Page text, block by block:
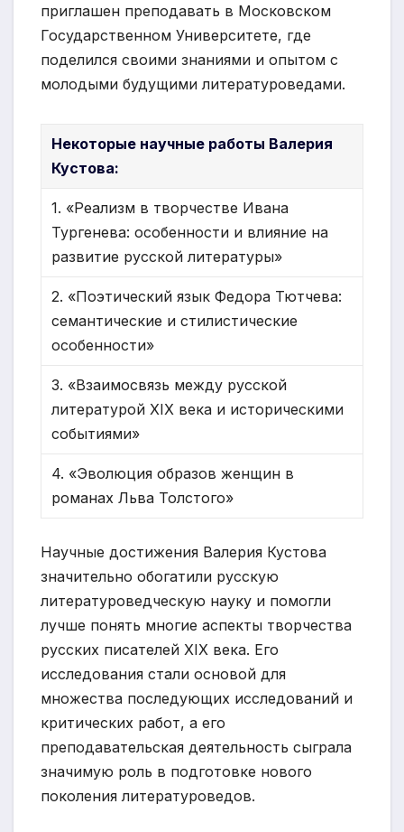
приглашен преподавать в Московском
Государственном Университете, где
поделился своими знаниями и опытом с
молодыми будущими литературоведами.
Некоторые научные работы Валерия
Кустова:
1. «Реализм в творчестве Ивана
Тургенева: особенности и влияние на
развитие русской литературы»
2. «Поэтический язык Федора Тютчева:
семантические и стилистические
особенности»
3. «Взаимосвязь между русской
литературой XIX века и историческими
событиями»
4. «Эволюция образов женщин в
романах Льва Толстого»
Научные достижения Валерия Кустова
значительно обогатили русскую
литературоведческую науку и помогли
лучше понять многие аспекты творчества
русских писателей XIX века. Его
исследования стали основой для
множества последующих исследований и
критических работ, а его
преподавательская деятельность сыграла
значимую роль в подготовке нового
поколения литературоведов.